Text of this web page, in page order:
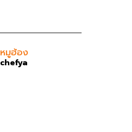
หมูฮ้อง
chefya